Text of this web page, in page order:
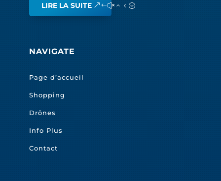
LIRE LA SUITE
NAVIGATE
Page d’accueil
Shopping
Drônes
Info Plus
Contact